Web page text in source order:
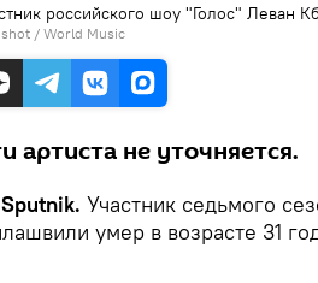
российского шоу "Голос" Леван
/ World Music
артиста не уточняется.
Участник седьмого
умер в возрасте 31